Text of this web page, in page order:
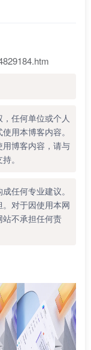
任何单位或个人
用本博客内容。
博客内容，请与
。
任何专业建议。
对于因使用本网
不承担任何责